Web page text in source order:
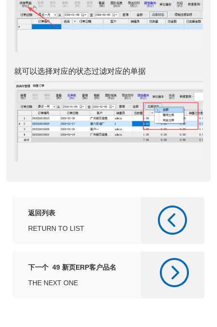
就可以选择对应的状态过滤对应的单据
返回列表
RETURN TO LIST
下一个 49 新页ERP客户品名
THE NEXT ONE